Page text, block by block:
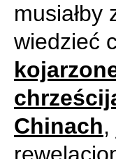
musiałby
wiedzieć
Chinach